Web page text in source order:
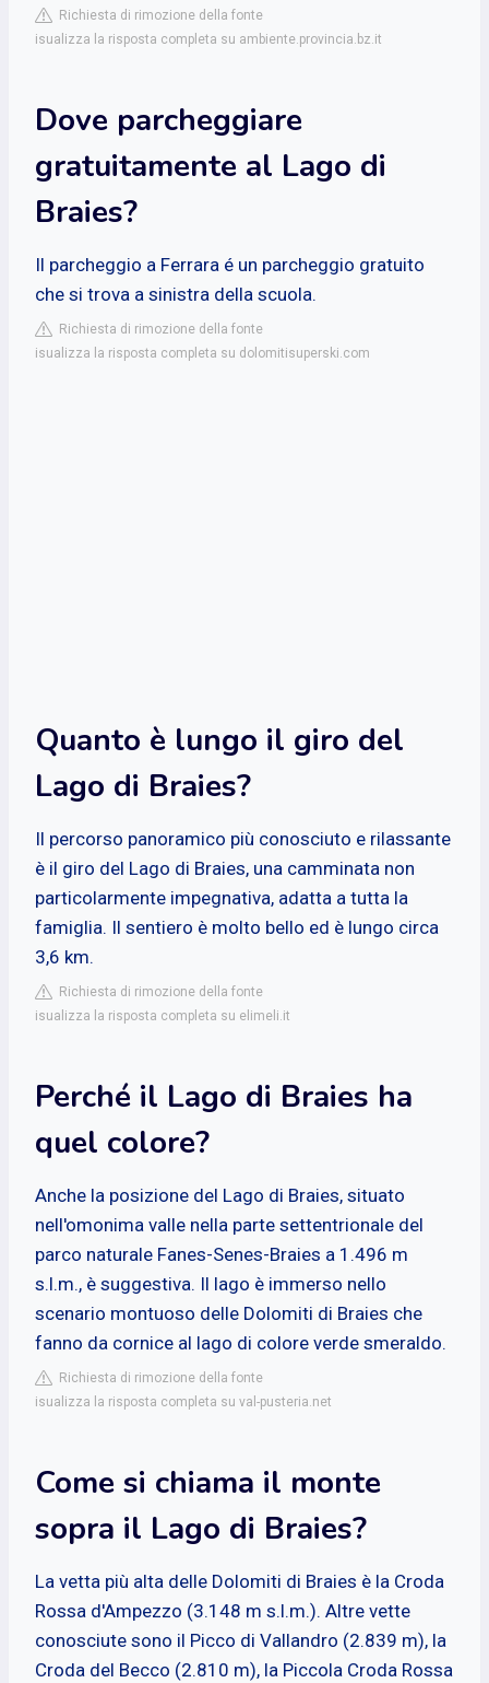
Richiesta di rimozione della fonte
isualizza la risposta completa su ambiente.provincia.bz.it
Dove parcheggiare
gratuitamente al Lago di
Braies?
Il parcheggio a Ferrara é un parcheggio gratuito
che si trova a sinistra della scuola.
Richiesta di rimozione della fonte
isualizza la risposta completa su dolomitisuperski.com
Quanto è lungo il giro del
Lago di Braies?
Il percorso panoramico più conosciuto e rilassante
è il giro del Lago di Braies, una camminata non
particolarmente impegnativa, adatta a tutta la
famiglia. Il sentiero è molto bello ed è lungo circa
3,6 km.
Richiesta di rimozione della fonte
isualizza la risposta completa su elimeli.it
Perché il Lago di Braies ha
quel colore?
Anche la posizione del Lago di Braies, situato
nell'omonima valle nella parte settentrionale del
parco naturale Fanes-Senes-Braies a 1.496 m
s.l.m., è suggestiva. Il lago è immerso nello
scenario montuoso delle Dolomiti di Braies che
fanno da cornice al lago di colore verde smeraldo.
Richiesta di rimozione della fonte
isualizza la risposta completa su val-pusteria.net
Come si chiama il monte
sopra il Lago di Braies?
La vetta più alta delle Dolomiti di Braies è la Croda
Rossa d'Ampezzo (3.148 m s.l.m.). Altre vette
conosciute sono il Picco di Vallandro (2.839 m), la
Croda del Becco (2.810 m), la Piccola Croda Rossa